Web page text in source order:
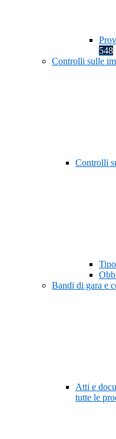
548
Controlli sulle
Controlli
Bandi di gara e
Atti e
tutte le